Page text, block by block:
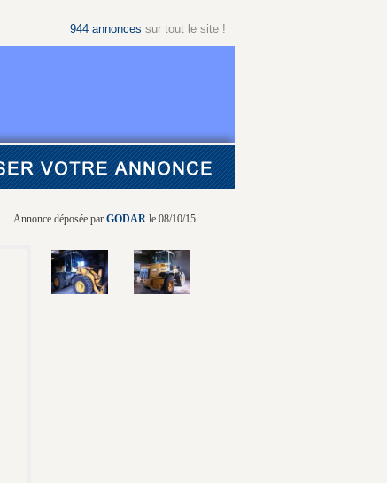
944 annonces sur tout le site !
Annonce déposée par GODAR le 08/10/15